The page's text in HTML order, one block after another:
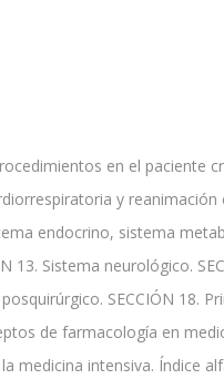
en el
y
endocrino, sistema
Sistema neurológico.
SECCIÓN 18.
de farmacología en
medicina intensiva. Índice